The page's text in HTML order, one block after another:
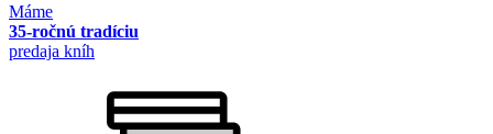
Máme
35-ročnú tradíciu
predaja kníh